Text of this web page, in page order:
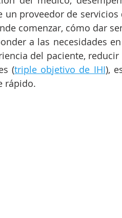
proveedor de
comenzar, cómo dar
a las necesidades
del paciente,
(triple objetivo de IHI),
rápido.